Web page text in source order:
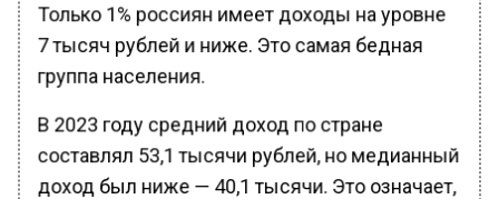
Только 1% россиян имеет доходы на уровне
7 тысяч рублей и ниже. Это самая бедная
группа населения.
В 2023 году средний доход по стране
составлял 53,1 тысячи рублей, но медианный
доход был ниже — 40,1 тысячи. Это означает,